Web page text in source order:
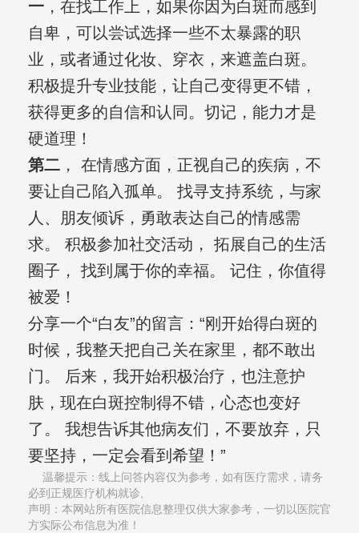
一，在找工作上，如果你因为白斑而感到
自卑，可以尝试选择一些不太暴露的职
业，或者通过化妆、穿衣，来遮盖白斑。
积极提升专业技能，让自己变得更不错，
获得更多的自信和认同。切记，能力才是
硬道理！
第二， 在情感方面，正视自己的疾病，不
要让自己陷入孤单。 找寻支持系统，与家
人、朋友倾诉，勇敢表达自己的情感需
求。 积极参加社交活动， 拓展自己的生活
圈子， 找到属于你的幸福。 记住，你值得
被爱！
分享一个“白友”的留言：“刚开始得白斑的
时候，我整天把自己关在家里，都不敢出
门。 后来，我开始积极治疗，也注意护
肤，现在白斑控制得不错，心态也变好
了。 我想告诉其他病友们，不要放弃，只
要坚持，一定会看到希望！”
温馨提示：线上问答内容仅为参考，如有医疗需求，请务
必到正规医疗机构就诊,
声明：本网站所有医院信息整理仅供大家参考，一切以医院官
方实际公布信息为准！